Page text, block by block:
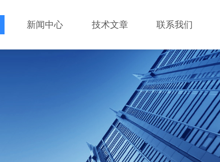
新闻中心 技术文章 联系我们